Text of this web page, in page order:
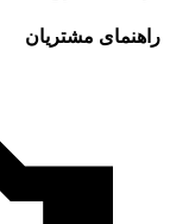
راهنمای مشتریان